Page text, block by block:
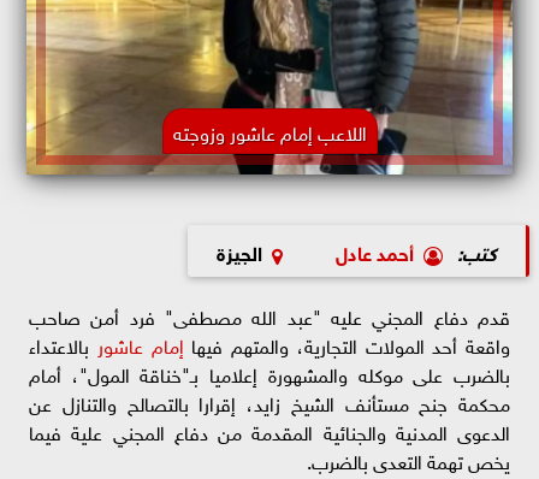
اللاعب إمام عاشور وزوجته
كتب: أحمد عادل الجيزة
قدم دفاع المجني عليه "عبد الله مصطفى" فرد أمن صاحب
واقعة أحد المولات التجارية، والمتهم فيها إمام عاشور بالاعتداء
بالضرب على موكله والمشهورة إعلاميا بـ"خناقة المول"، أمام
محكمة جنح مستأنف الشيخ زايد، إقرارا بالتصالح والتنازل عن
الدعوى المدنية والجنائية المقدمة من دفاع المجني علية فيما
يخص تهمة التعدى بالضرب.